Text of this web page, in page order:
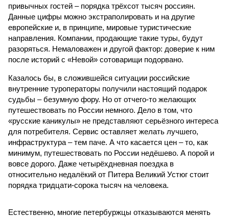
привычных гостей – порядка трёхсот тысяч россиян.
Данные цифры можно экстраполировать и на другие
европейские и, в принципе, мировые туристические
направления. Компании, продающие такие туры, будут
разоряться. Немаловажен и другой фактор: доверие к ним
после историй с «Невой» сотоварищи подорвано.
Казалось бы, в сложившейся ситуации российские
внутренние туроператоры получили настоящий подарок
судьбы – безумную фору. Но от отчего-то желающих
путешествовать по России немного. Дело в том, что
«русские каникулы» не представляют серьёзного интереса
для потребителя. Сервис оставляет желать лучшего,
инфраструктура – тем паче. А что касается цен – то, как
минимум, путешествовать по России недёшево. А порой и
вовсе дорого. Даже четырёхдневная поездка в
относительно недалёкий от Питера Великий Устюг стоит
порядка тридцати-сорока тысяч на человека.
Естественно, многие петербуржцы отказываются менять